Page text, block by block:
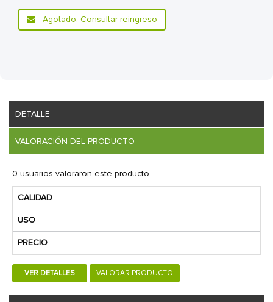
Agotado. Consultar reingreso
DETALLE
VALORACIÓN DEL PRODUCTO
0 usuarios valoraron este producto.
CALIDAD
USO
PRECIO
VER DETALLES VALORAR PRODUCTO